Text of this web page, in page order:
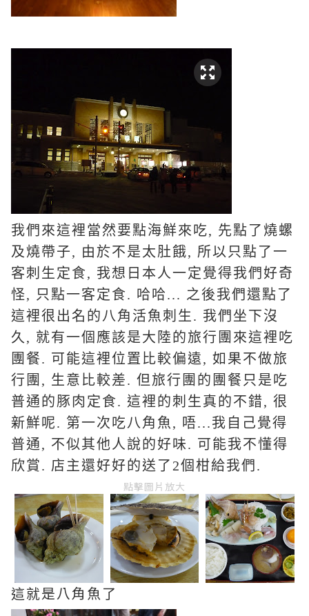
我們來這裡當然要點海鮮來吃, 先點了燒螺
及燒帶子, 由於不是太肚餓, 所以只點了一
客刺生定食, 我想日本人一定覺得我們好奇
怪, 只點一客定食. 哈哈... 之後我們還點了
這裡很出名的八角活魚刺生. 我們坐下沒
久, 就有一個應該是大陸的旅行團來這裡吃
團餐. 可能這裡位置比較偏遠, 如果不做旅
行團, 生意比較差. 但旅行團的團餐只是吃
普通的豚肉定食. 這裡的刺生真的不錯, 很
新鮮呢. 第一次吃八角魚, 唔...我自己覺得
普通, 不似其他人說的好味. 可能我不懂得
欣賞. 店主還好好的送了2個柑給我們.
點擊圖片放大
這就是八角魚了